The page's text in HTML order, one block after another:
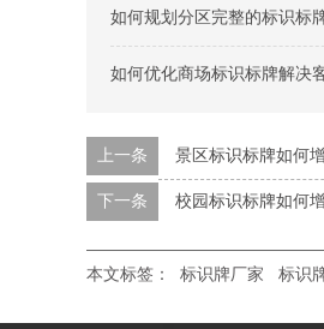
如何规划分区完整的标识标
如何优化商场标识标牌解决
上一条 景区标识标牌如何
下一条 校园标识标牌如何
本文标签： 标识牌厂家 标识